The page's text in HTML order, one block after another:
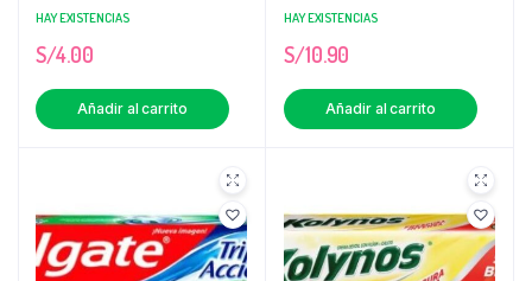
HAY EXISTENCIAS
S/4.00
Añadir al carrito
HAY EXISTENCIAS
S/10.90
Añadir al carrito